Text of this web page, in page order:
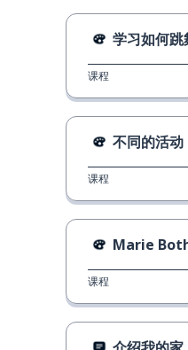
学习如何跳
课程
不同的活动
课程
Marie
课程